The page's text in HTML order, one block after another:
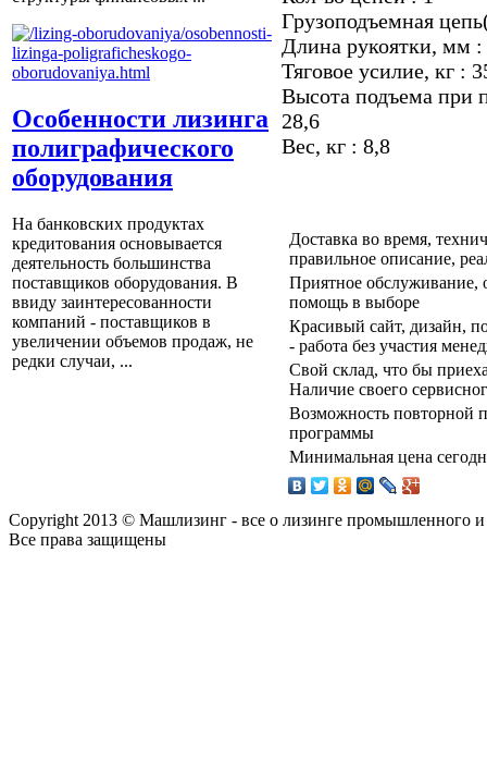
Особенности лизинга
полиграфического
оборудования
На банковских продуктах
кредитования основывается
деятельность большинства
поставщиков оборудования. В
ввиду заинтересованности
компаний - поставщиков в
увеличении объемов продаж, не
редки случаи, ...
Грузоподъемная
Длина рукоятки, мм :
Тяговое усилие, кг :
Высота подъема при
28,6
Вес, кг : 8,8
Доставка во время,
правильное описание,
Приятное обслуживание,
помощь в выборе
Красивый сайт, дизайн,
- работа без участия
Свой склад, что бы
Наличие своего
Возможность повторной
программы
Минимальная цена
Copyright 2013 © Машлизинг - все о лизинге промышленного и
Все права защищены